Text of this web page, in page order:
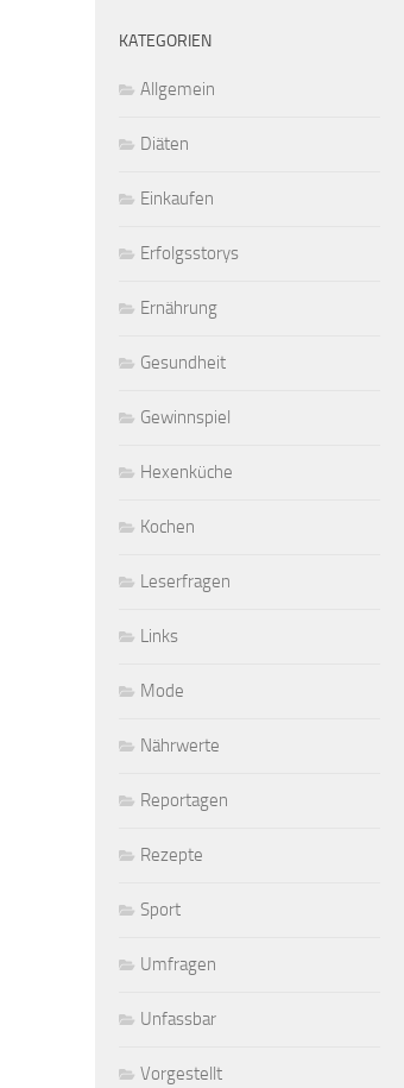
KATEGORIEN
Allgemein
Diäten
Einkaufen
Erfolgsstorys
Ernährung
Gesundheit
Gewinnspiel
Hexenküche
Kochen
Leserfragen
Links
Mode
Nährwerte
Reportagen
Rezepte
Sport
Umfragen
Unfassbar
Vorgestellt